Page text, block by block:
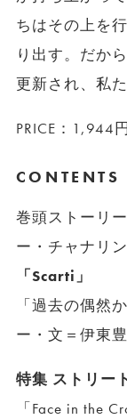
ちはその上を
り出す。だか
更新され、私
PRICE：1,944
CONTENTS
巻頭ストーリ
ー・チャナリン
「Scarti」
「過去の偶
ー・文＝伊東
特集 ストリー
「Face in the